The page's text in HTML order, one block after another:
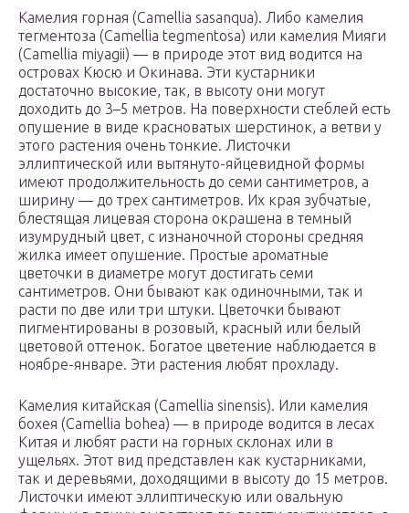
Камелия горная (Camel­lia sasan­qua). Либо камелия
тегментоза (Camel­lia tegmen­tosa) или камелия Мияги
(Camel­lia miyagii) — в природе этот вид водится на
островах Кюсю и Окинава. Эти кустарники
достаточно высокие, так, в высоту они могут
доходить до 3–5 метров. На поверхности стеблей есть
опушение в виде красноватых шерстинок, а ветви у
этого растения очень тонкие. Листочки
эллиптической или вытянуто-яйцевидной формы
имеют продолжительность до семи сантиметров, а
ширину — до трех сантиметров. Их края зубчатые,
блестящая лицевая сторона окрашена в темный
изумрудный цвет, с изнаночной стороны средняя
жилка имеет опушение. Простые ароматные
цветочки в диаметре могут достигать семи
сантиметров. Они бывают как одиночными, так и
расти по две или три штуки. Цветочки бывают
пигментированы в розовый, красный или белый
цветовой оттенок. Богатое цветение наблюдается в
ноябре-январе. Эти растения любят прохладу.
Камелия китайская (Camel­lia sinen­sis). Или камелия
бохея (Camel­lia bohea) — в природе водится в лесах
Китая и любят расти на горных склонах или в
ущельях. Этот вид представлен как кустарниками,
так и деревьями, доходящими в высоту до 15 метров.
Листочки имеют эллиптическую или овальную